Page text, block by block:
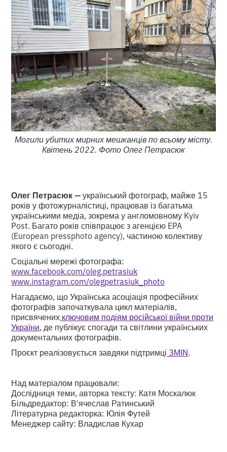
Могили убитих мирних мешканців по всьому місту.
Квітень 2022. Фото Олег Петрасюк
Олег Петрасюк —український фотограф, майже 15
років у фотожурналістиці, працював із багатьма
українськими медіа, зокрема у англомовному Kyiv
Post. Багато років співпрацює з агенцією EPA
(European pressphoto agency), частиною колективу
якого є сьогодні.
Соціальні мережі фотографа:
www.facebook.com/oleg.petrasiuk
www.instagram.com/olegpetrasiuk_photo
Нагадаємо, що Українська асоціація професійних
фотографів започаткувала цикл матеріалів,
присвячених ключовим подіям російської війни проти
України, де публікує спогади та світлини українських
документальних фотографів.
Проєкт реалізовується завдяки підтримці ЗМІN.
Над матеріалом працювали:
Дослідниця теми, авторка тексту: Катя Москалюк
Більдредактор: В'ячеслав Ратинський
Літературна редакторка: Юлія Футей
Менеджер сайту: Владислав Кухар